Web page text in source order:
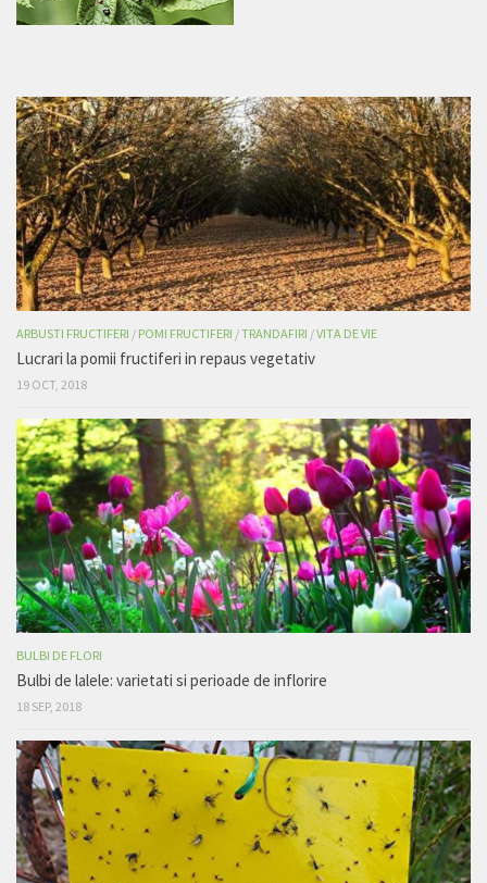
ARBUSTI FRUCTIFERI / POMI FRUCTIFERI /TRANDAFIRI /VITA DE VIE
Lucrari la pomii fructiferi in repaus vegetativ
19 OCT, 2018
BULBI DE FLORI
Bulbi de lalele: varietati si perioade de inflorire
18 SEP, 2018